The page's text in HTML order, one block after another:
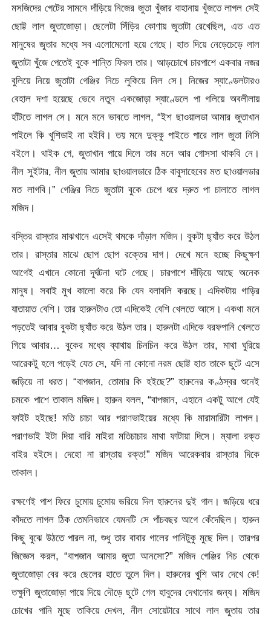
মসজিদের গেটের সামনে দাঁড়িয়ে নিজের জুতা খুঁজার বাহানায় খুঁজতে লাগল সেই
ছোট্ট লাল জুতাজোড়া। ছেলেটা সিঁড়ির কোণায় জুতাটা রেখেছিল, এত এত
মানুষের জুতার মধ্যে সব এলোমেলো হয়ে গেছে। হাত দিয়ে নেড়েচেড়ে লাল
জুতাটা খুঁজে পেতেই বুকে শান্তি ফিরল তার। আড়চোখে চারপাশে একবার নজর
বুলিয়ে নিয়ে জুতাটা গেঞ্জির নিচে লুকিয়ে নিল সে। নিজের স্যাণ্ডেলটারও
বেহাল দশা হয়েছে ভেবে নতুন একজোড়া স্যাণ্ডেলে পা গলিয়ে অবলীলায়
হাঁটতে লাগল সে। মনে মনে ভাবতে লাগল, “ইশ ছাওয়ালডা আমার জুতাখান
পাইলে কি খুশিডাই না হইবি। তয় মনে দুক্কু পাইতে পারে লাল জুতা নিসি
বইলে। থাইক গে, জুতাখান পায়ে দিলে তার মনে আর গোসসা থাকবি নে।
নীল সুইটার, নীল জুতায় আমার ছাওয়ালডারে ঠিক বাবুসাহেবের মত ছাওয়ালডার
মত লাগবি।” গেঞ্জির নিচে জুতাটা বুকে চেপে ধরে দ্রুত পা চালাতে লাগল
মজিদ।
বস্তির রাস্তার মাঝখানে এসেই থমকে দাঁড়াল মজিদ। বুকটা ছ্যাঁত করে উঠল
তার। রাস্তার মাঝে ছোপ ছোপ রক্তের দাগ। দেখে মনে হচ্ছে কিছুক্ষণ
আগেই এখানে কোনো দূর্ঘটনা ঘটে গেছে। চারপাশে দাঁড়িয়ে আছে অনেক
মানুষ। সবাই মুখ কালো করে কি যেন বলাবলি করছে। এদিকটায় গাড়ির
যাতায়াত বেশি। তার হারুনটাও তো এদিকেই বেশি খেলতে আসে। একথা মনে
পড়তেই আবার বুকটা ছ্যাঁত করে উঠল তার। হারুনটা এদিকে বরফপানি খেলতে
গিয়ে আবার… বুকের মধ্যে ব্যাথায় চিনচিন করে উঠল তার, মাথা ঘুরিয়ে
আরেকটু হলে পড়েই যেত সে, যদি না কোনো নরম ছোট্ট হাত তাকে ছুটে এসে
জড়িয়ে না ধরত। “বাপজান, তোমার কি হইছে?” হারুনের কণ্ঠস্বর শুনেই
চমকে পাশে তাকাল মজিদ। হারুন বলল, “বাপজান, এহানে একটু আগে যেই
ফাইট হইছে! মতি চাচা আর পরাণভাইয়ের মধ্যে কি মারামারিটা লাগল।
পরাণভাই ইটা দিয়া বারি মাইরা মতিচাচার মাথা ফাটায়া দিসে। ম্যালা রক্ত
বাইর হইসে। দেহো না রাস্তায় রক্ত!” মজিদ আরেকবার রাস্তার দিকে
তাকাল।
রক্ষণেই পাশ ফিরে চুমোয় চুমোয় ভরিয়ে দিল হারুনের দুই গাল। জড়িয়ে ধরে
কাঁদতে লাগল ঠিক তেমনিভাবে যেমনটি সে পাঁচবছর আগে কেঁদেছিল। হারুন
কিছু বুঝে উঠতে পারল না, শুধু তার বাবার গালের পানিটুকু মুছে দিল। তারপর
জিজ্ঞেস করল, “বাপজান আমার জুতা আনসো?” মজিদ গেঞ্জির নিচ থেকে
জুতাজোড়া বের করে ছেলের হাতে তুলে দিল। হারুনের খুশি আর দেখে কে!
তক্ষুণি জুতাজোড়া পায়ে দিয়ে দৌড়ে ছুটে গেল হাবুদের দেখানোর জন্য। মজিদ
চোখের পানি মুছে তাকিয়ে দেখল, নীল সোয়েটারে সাথে লাল জুতায় তার